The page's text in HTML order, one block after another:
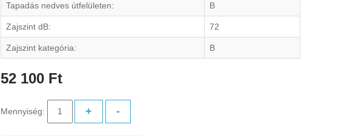
Tapadás nedves útfelületen: B
Zajszint dB: 72
Zajszint kategória: B
52 100 Ft
Mennyiség: + -